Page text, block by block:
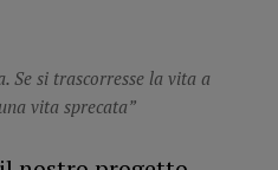
Se si trascorresse la vita a
vita sprecata”